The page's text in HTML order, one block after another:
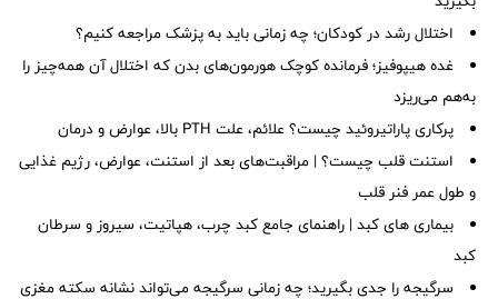
اختلال رشد در کودکان؛ چه زمانی باید به پزشک مراجعه کنیم؟
غده هیپوفیز؛ فرمانده کوچک هورمون‌های بدن که اختلال آن همه‌چیز را
به‌هم می‌ریزد
پرکاری پاراتیروئید چیست؟ علائم، علت PTH بالا، عوارض و درمان
استنت قلب چیست؟ | مراقبت‌های بعد از استنت، عوارض، رژیم غذایی
و طول عمر فنر قلب
بیماری های کبد | راهنمای جامع کبد چرب، هپاتیت، سیروز و سرطان
کبد
سرگیجه را جدی بگیرید؛ چه زمانی سرگیجه می‌تواند نشانه سکته مغزی